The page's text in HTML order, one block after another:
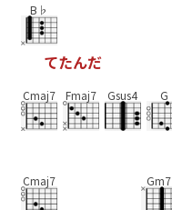
B♭
てたんだ
Cmaj7 Fmaj7 Gsus4 G
Cmaj7 Gm7